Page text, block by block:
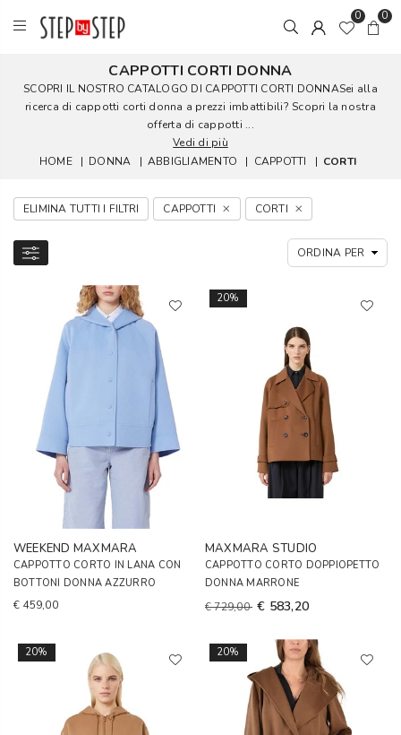
0 0
CAPPOTTI CORTI DONNA
SCOPRI IL NOSTRO CATALOGO DI CAPPOTTI CORTI DONNASei alla
ricerca di cappotti corti donna a prezzi imbattibili? Scopri la nostra
offerta di cappotti ...
Vedi di più
HOME
| DONNA | ABBIGLIAMENTO | CAPPOTTI | CORTI
ELIMINA TUTTI I FILTRI CAPPOTTI CORTI
WEEKEND MAXMARA
CAPPOTTO CORTO IN LANA CON
BOTTONI DONNA AZZURRO
€ 459,00
20%
MAXMARA STUDIO
CAPPOTTO CORTO DOPPIOPETTO
DONNA MARRONE
€ 729,00 € 583,20
20% 20%